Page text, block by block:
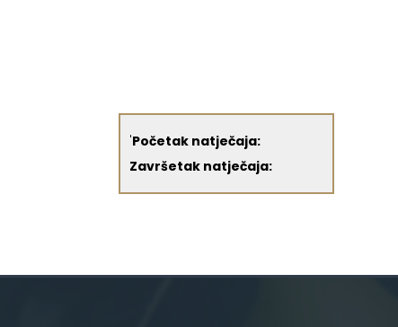
'Početak natječaja:
Završetak natječaja: